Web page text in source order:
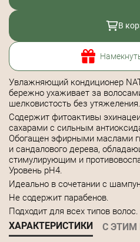
В
Увлажняющий кондиционер
бережно ухаживает за
шелковистость без утяжеления.
Содержит фитоактивы
сахарами с сильным
Обогащен эфирными маслами
и сандалового дерева,
стимулирующим и
Уровень pН4.
Идеально в сочетании с
Не содержит парабенов.
Подходит для всех типов волос.
ХАРАКТЕРИСТИКИ С